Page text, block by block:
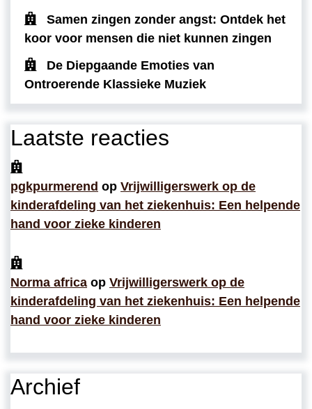
Samen zingen zonder angst: Ontdek het
koor voor mensen die niet kunnen zingen
De Diepgaande Emoties van
Ontroerende Klassieke Muziek
Laatste reacties
pgkpurmerend op Vrijwilligerswerk op de
kinderafdeling van het ziekenhuis: Een helpende
hand voor zieke kinderen
Norma africa op Vrijwilligerswerk op de
kinderafdeling van het ziekenhuis: Een helpende
hand voor zieke kinderen
Archief